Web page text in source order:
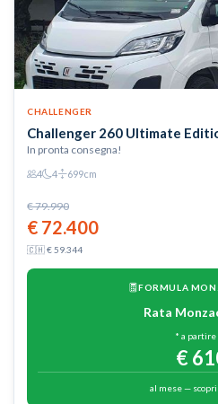
CHALLENGER
Challenger 260 Ultimate
In pronta consegna!
4 4 699cm
€ 79.990
€ 72.400
🇨🇭 € 59.344
FORMULA
Rata
* a partire
€
al mese —